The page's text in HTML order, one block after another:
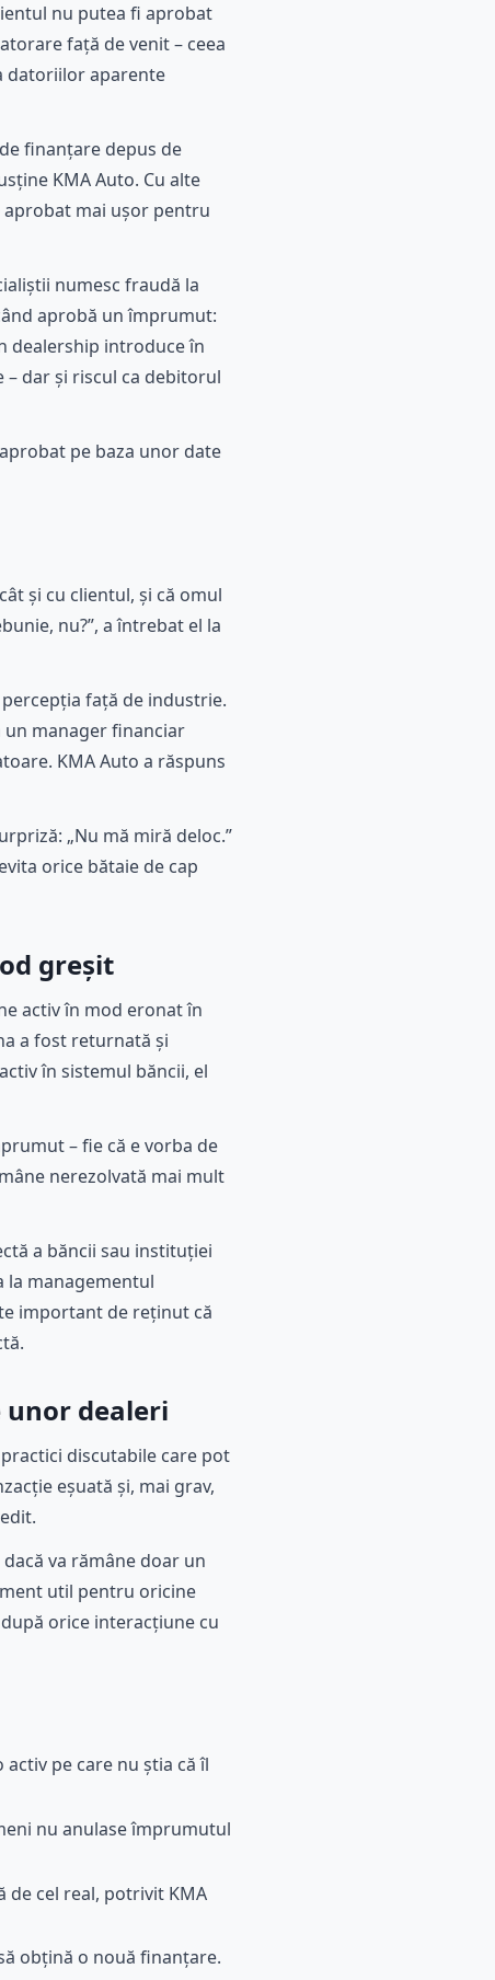
nu putea fi aprobat
față de venit – ceea
datoriilor aparente
finanțare depus de
KMA Auto. Cu alte
aprobat mai ușor pentru
numesc fraudă la
aprobă un împrumut:
dealership introduce în
dar și riscul ca debitorul
pe baza unor date
și cu clientul, și că omul
nu?”, a întrebat el la
față de industrie.
un manager financiar
KMA Auto a răspuns
„Nu mă miră deloc.”
orice bătaie de cap
greșit
activ în mod eronat în
a fost returnată și
în sistemul băncii, el
– fie că e vorba de
nerezolvată mai mult
a băncii sau instituției
la managementul
important de reținut că
unor dealeri
discutabile care pot
eșuată și, mai grav,
va rămâne doar un
util pentru oricine
orice interacțiune cu
pe care nu știa că îl
nu anulase împrumutul
de cel real, potrivit KMA
obțină o nouă finanțare.